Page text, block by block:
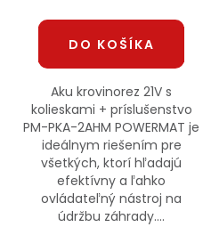
DO KOŠÍKA
Aku krovinorez 21V s
kolieskami + príslušenstvo
PM-PKA-2AHM POWERMAT je
ideálnym riešením pre
všetkých, ktorí hľadajú
efektívny a ľahko
ovládateľný nástroj na
údržbu záhrady....